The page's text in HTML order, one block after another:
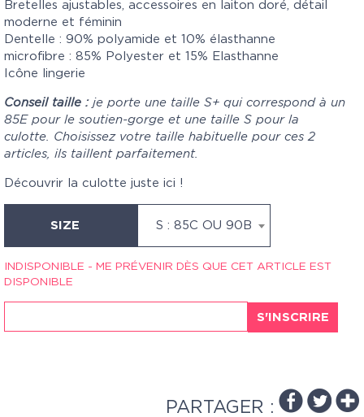
Bretelles ajustables, accessoires en laiton doré, détail
moderne et féminin
Dentelle : 90% polyamide et 10% élasthanne
microfibre : 85% Polyester et 15% Elasthanne
Icône lingerie
Conseil taille :je porte une taille S+ qui correspond à un
85E pour le soutien-gorge et une taille S pour la
culotte. Choisissez votre taille habituelle pour ces 2
articles, ils taillent parfaitement.
Découvrir la culotte juste ici !
SIZE S : 85C OU 90B
INDISPONIBLE - ME PRÉVENIR DÈS QUE CET ARTICLE EST
DISPONIBLE
S'INSCRIRE
PARTAGER :